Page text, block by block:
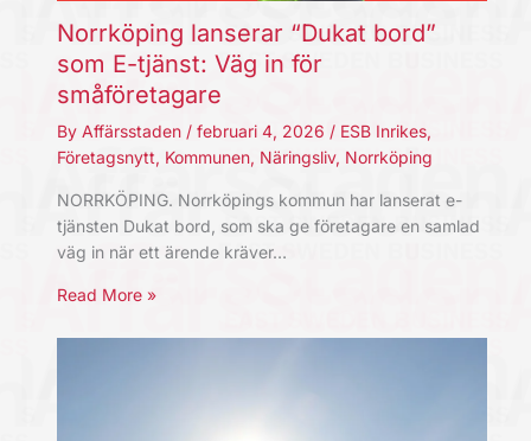
Norrköping lanserar “Dukat bord”
som E-tjänst: Väg in för
småföretagare
By Affärsstaden / februari 4, 2026 / ESB Inrikes,
Företagsnytt, Kommunen, Näringsliv, Norrköping
NORRKÖPING. Norrköpings kommun har lanserat e-
tjänsten Dukat bord, som ska ge företagare en samlad
väg in när ett ärende kräver…
Read More »